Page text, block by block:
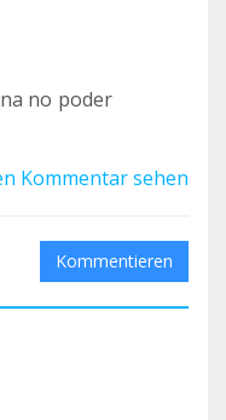
no poder
Kommentar sehen
Kommentieren